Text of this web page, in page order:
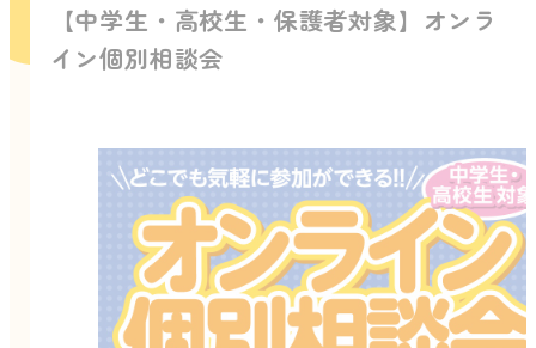
【中学生・高校生・保護者対象】オンラ
イン個別相談会